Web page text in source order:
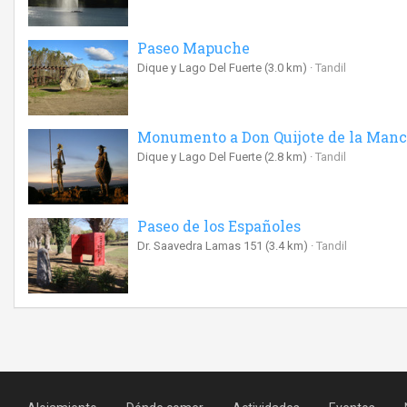
Paseo Mapuche
Dique y Lago Del Fuerte (3.0 km) Tandil
Monumento a Don Quijote de la
Dique y Lago Del Fuerte (2.8 km) Tandil
Paseo de los Españoles
Dr. Saavedra Lamas 151 (3.4 km) Tandil